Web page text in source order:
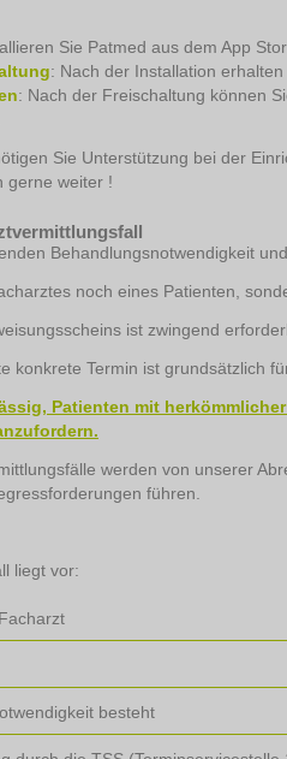
Sie Patmed aus dem App
: Nach der Installation
: Nach der Freischaltung können
Sie Unterstützung bei der
gerne weiter !
Behandlungsnotwendigkeit
noch eines Patienten,
ist zwingend
konkrete Termin ist grundsätzlich
Patienten mit
werden von unserer
führen.
liegt vor:
besteht